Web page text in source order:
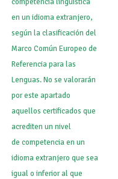
en un idioma extranjero,
según la clasificación del
Marco Común Europeo de
Referencia para las
Lenguas. No se valorarán
por este apartado
aquellos certificados que
acrediten un nivel
de competencia en un
idioma extranjero que sea
igual o inferior al que